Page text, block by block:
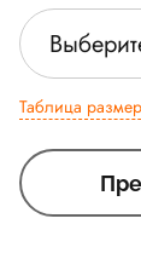
Таблица